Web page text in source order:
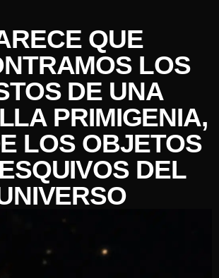
QUE
LOS
DE UNA
PRIMIGENIA,
LOS OBJETOS
DEL